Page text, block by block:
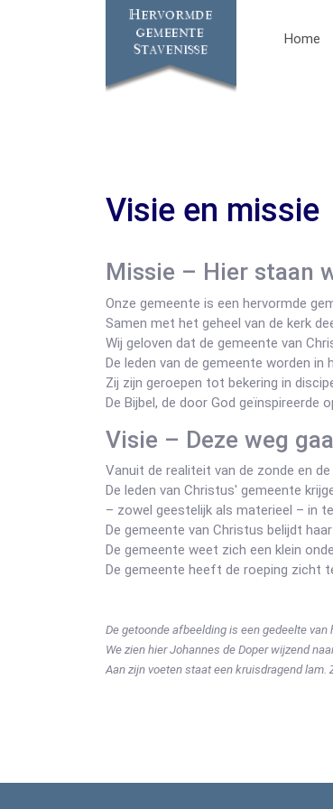
Home
Visie en missie
Missie – Hier staan
Onze gemeente is een hervormde
Samen met het geheel van de kerk
Wij geloven dat de gemeente van
De leden van de gemeente worden
Zij zijn geroepen tot bekering in
De Bijbel, de door God geïnspireerde
Visie – Deze weg
Vanuit de realiteit van de zonde en
De leden van Christus' gemeente
– zowel geestelijk als materieel – in
De gemeente van Christus belijdt
De gemeente weet zich een klein
De gemeente heeft de roeping zicht
De getoonde afbeelding is een gedeelte
We zien hier Johannes de Doper wijzend
Aan zijn voeten staat een kruisdragend lam.